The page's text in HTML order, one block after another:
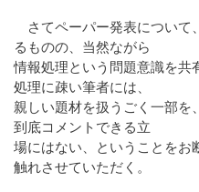
さてペーパー発表について
るものの、当然ながら
情報処理という問題意識を共
処理に疎い筆者には、
親しい題材を扱うごく一部を
到底コメントできる立
場にはない、ということをお
触れさせていただく。